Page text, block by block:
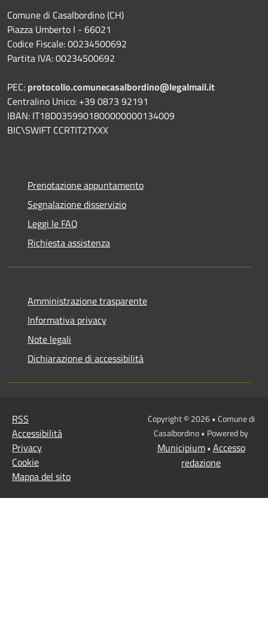
Comune di Casalbordino (CH)
Piazza Umberto I - 66021
Codice Fiscale: 00234500692
Partita IVA: 00234500692
PEC: protocollo.comunecasalbordino@legalmail.it
Centralino Unico: +39 0873 92191
IBAN: IT18D0359901800000000134009
BIC\SWIFT CCRTIT2TXXX
Prenotazione appuntamento
Segnalazione disservizio
Leggi le FAQ
Richiesta assistenza
Amministrazione trasparente
Informativa privacy
Note legali
Dichiarazione di accessibilità
RSS
Accessibilità
Privacy
Cookie
Mappa del sito
Copyright © 2026 • Comune di
Casalbordino • Powered by
Municipium• Accesso
redazione